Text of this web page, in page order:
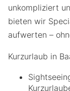
unkompliziert
bieten wir
aufwerten –
Kurzurlaub in